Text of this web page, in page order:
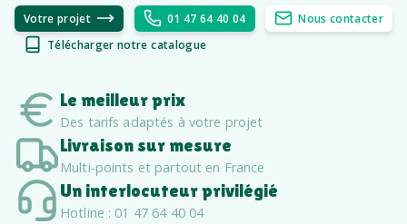
Votre projet 01 47 64 40 04
Nous contacter
Télécharger notre catalogue
Le meilleur prix
Des tarifs adaptés à votre projet
Livraison sur mesure
Multi-points et partout en France
Un interlocuteur privilégié
Hotline : 01 47 64 40 04